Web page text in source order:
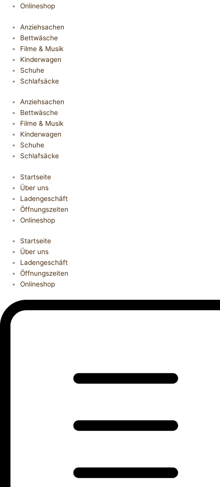
Onlineshop
Anziehsachen
Bettwäsche
Filme & Musik
Kinderwagen
Schuhe
Schlafsäcke
Anziehsachen
Bettwäsche
Filme & Musik
Kinderwagen
Schuhe
Schlafsäcke
Startseite
Über uns
Ladengeschäft
Öffnungszeiten
Onlineshop
Startseite
Über uns
Ladengeschäft
Öffnungszeiten
Onlineshop